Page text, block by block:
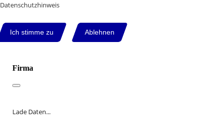
Datenschutzhinweis
Ich stimme zu Ablehnen
Firma
Lade Daten...